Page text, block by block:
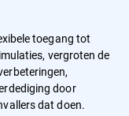
toegang tot
vergroten de
door
dat doen.